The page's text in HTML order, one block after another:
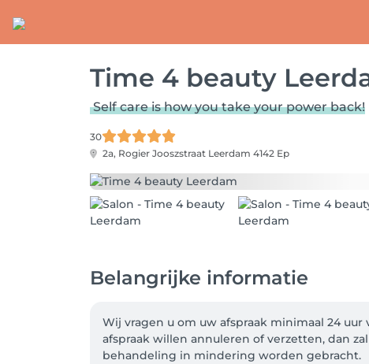
Time 4 beauty
Self care is how you take your power back!
30
2a, Rogier Jooszstraat Leerdam 4142 Ep
Belangrijke informatie
Wij vragen u om uw afspraak minimaal 24
afspraak willen annuleren of verzetten, dan
behandeling in mindering worden gebracht.